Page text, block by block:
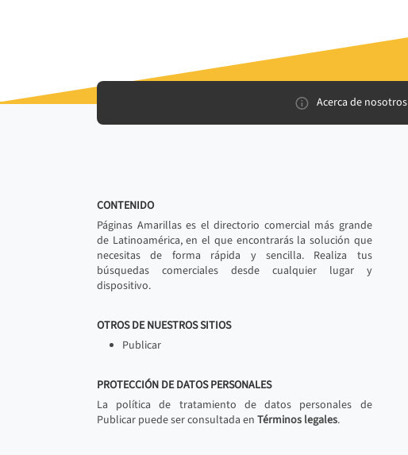
Acerca de nosotros
CONTENIDO
Páginas Amarillas es el directorio comercial más grande
de Latinoamérica, en el que encontrarás la solución que
necesitas de forma rápida y sencilla. Realiza tus
búsquedas comerciales desde cualquier lugar y
dispositivo.
OTROS DE NUESTROS SITIOS
Publicar
PROTECCIÓN DE DATOS PERSONALES
La política de tratamiento de datos personales de
Publicar puede ser consultada en Términos legales.